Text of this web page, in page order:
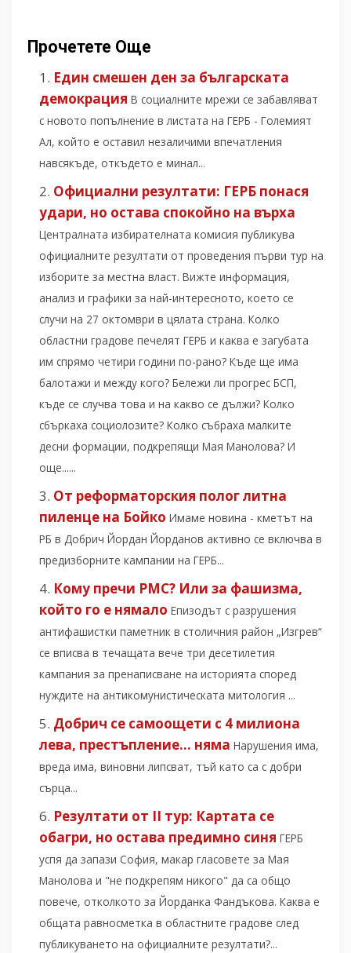
Прочетете Още
Един смешен ден за българската
демокрация В социалните мрежи се забавляват
с новото попълнение в листата на ГЕРБ - Големият
Ал, който е оставил незаличими впечатления
навсякъде, откъдето е минал...
Официални резултати: ГЕРБ понася
удари, но остава спокойно на върха
Централната избирателната комисия публикува
официалните резултати от проведения първи тур на
изборите за местна власт. Вижте информация,
анализ и графики за най-интересното, което се
случи на 27 октомври в цялата страна. Колко
областни градове печелят ГЕРБ и каква е загубата
им спрямо четири години по-рано? Къде ще има
балотажи и между кого? Бележи ли прогрес БСП,
къде се случва това и на какво се дължи? Колко
сбъркаха социолозите? Колко събраха малките
десни формации, подкрепящи Мая Манолова? И
още......
От реформаторския полог литна
пиленце на Бойко Имаме новина - кметът на
РБ в Добрич Йордан Йорданов активно се включва в
предизборните кампании на ГЕРБ...
Кому пречи РМС? Или за фашизма,
който го е нямало Епизодът с разрушения
антифашистки паметник в столичния район „Изгрев“
се вписва в течащата вече три десетилетия
кампания за пренаписване на историята според
нуждите на антикомунистическата митология ...
Добрич се самоощети с 4 милиона
лева, престъпление… няма Нарушения има,
вреда има, виновни липсват, тъй като са с добри
сърца...
Резултати от II тур: Картата се
обагри, но остава предимно синя ГЕРБ
успя да запази София, макар гласовете за Мая
Манолова и "не подкрепям никого" да са общо
повече, отколкото за Йорданка Фандъкова. Каква е
общата равносметка в областните градове след
публикуването на официалните резултати?...